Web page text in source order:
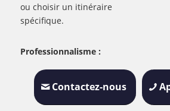
ou choisir un itinéraire
spécifique.
Professionnalisme :
Contactez-nous